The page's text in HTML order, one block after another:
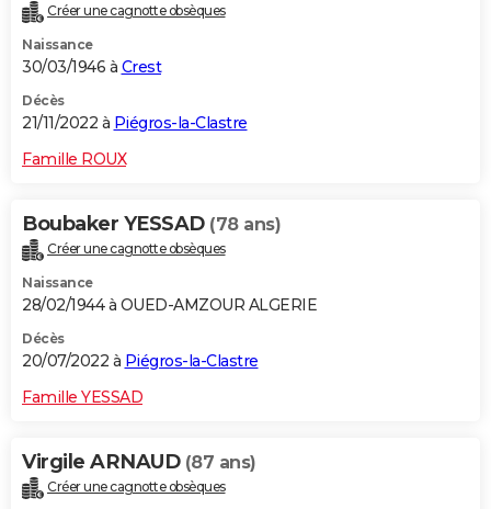
Créer une cagnotte obsèques
Naissance
30/03/1946 à Crest
Décès
21/11/2022 à Piégros-la-Clastre
Famille ROUX
Boubaker YESSAD (78 ans)
Créer une cagnotte obsèques
Naissance
28/02/1944 à OUED-AMZOUR ALGERIE
Décès
20/07/2022 à Piégros-la-Clastre
Famille YESSAD
Virgile ARNAUD (87 ans)
Créer une cagnotte obsèques